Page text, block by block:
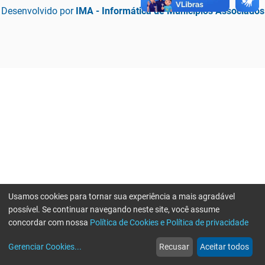
Desenvolvido por IMA - Informática de Municípios Associados
web
Notícias
more_horiz
Mais
Usamos cookies para tornar sua experiência a mais agradável
possível. Se continuar navegando neste site, você assume
concordar com nossa Política de Cookies e Política de privacidade
Gerenciar Cookies... Recusar Aceitar todos
Erro ao enviar informações, por favor tente novamente